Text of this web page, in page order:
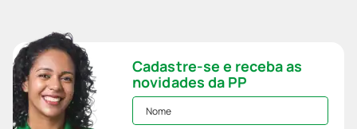
Cadastre-se e receba as
novidades da PP